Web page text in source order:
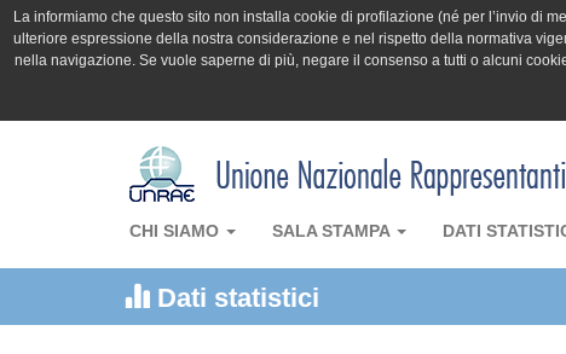
La informiamo che questo sito non installa cookie di profilazione (né per l’invio di
ulteriore espressione della nostra considerazione e nel rispetto della normativa
nella navigazione. Se vuole saperne di più, negare il consenso a tutti o alcuni
CHI SIAMO SALA STAMPA DATI
Dati statistici